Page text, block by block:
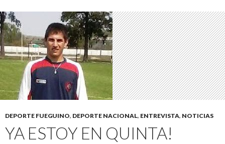
DEPORTE FUEGUINO, DEPORTE NACIONAL, ENTREVISTA, NOTICIAS
YA ESTOY EN QUINTA!